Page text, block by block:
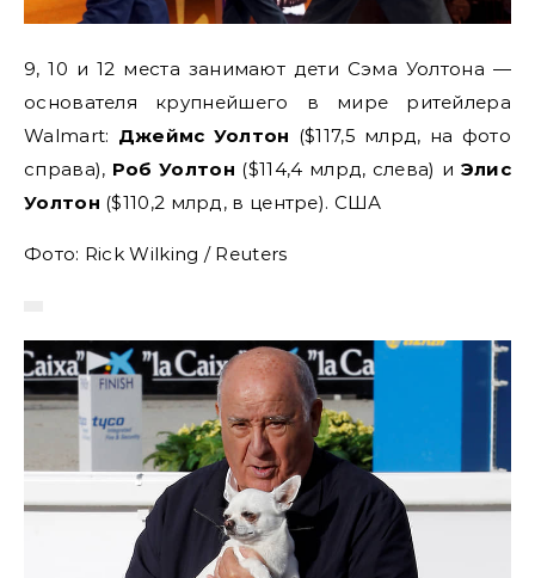
9, 10 и 12 места занимают дети Сэма Уолтона —
основателя крупнейшего в мире ритейлера
Walmart: Джеймс Уолтон ($117,5 млрд, на фото
справа), Роб Уолтон ($114,4 млрд, слева) и Элис
Уолтон ($110,2 млрд, в центре). США
Фото: Rick Wilking / Reuters